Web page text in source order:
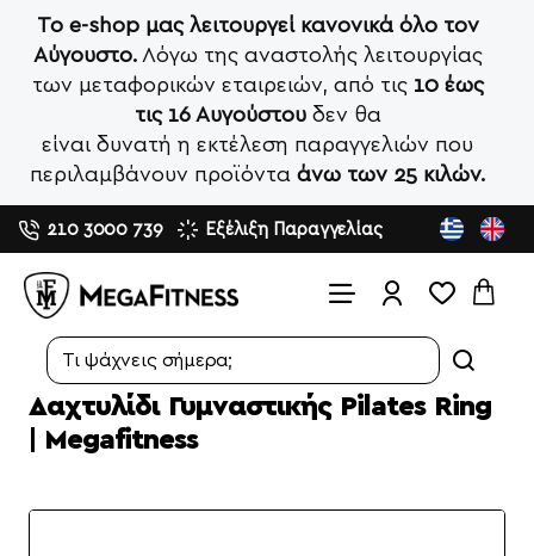
Το e-shop μας λειτουργεί κανονικά όλο τον
Αύγουστο.Λόγω της αναστολής λειτουργίας
των μεταφορικών εταιρειών, από τις 10 έως
τις 16 Αυγούστουδεν θα
είναι δυνατή η εκτέλεση παραγγελιών που
περιλαμβάνουν προϊόντα άνω των 25 κιλών.
210 3000 739 Εξέλιξη Παραγγελίας
Search...
Δαχτυλίδι Γυμναστικής Pilates Ring
| Megafitness